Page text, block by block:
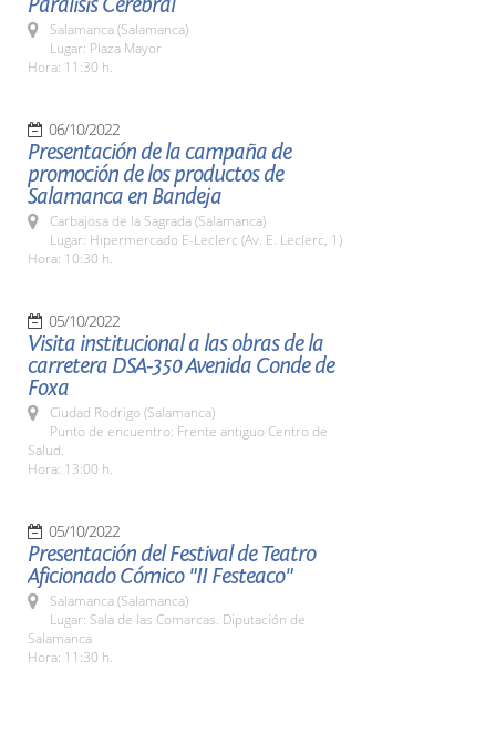
Salamanca (Salamanca)
Lugar: Plaza Mayor
Hora: 11:30 h.
06/10/2022
Presentación de la campaña de
promoción de los productos de
Salamanca en Bandeja
Carbajosa de la Sagrada (Salamanca)
Lugar: Hipermercado E-Leclerc (Av. E. Leclerc, 1)
Hora: 10:30 h.
05/10/2022
Visita institucional a las obras de la
carretera DSA-350 Avenida Conde de
Foxa
Ciudad Rodrigo (Salamanca)
Punto de encuentro: Frente antiguo Centro de
Salud.
Hora: 13:00 h.
05/10/2022
Presentación del Festival de Teatro
Aficionado Cómico "II Festeaco"
Salamanca (Salamanca)
Lugar: Sala de las Comarcas. Diputación de
Salamanca
Hora: 11:30 h.